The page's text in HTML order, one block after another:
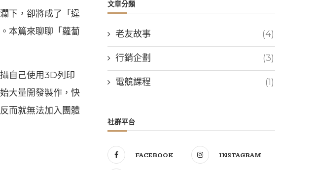
下，卻將成了「違
本篇來聊聊「蘿蔔
自己使用3D列印
大量開發製作，快
而就無法加入團體
文章分類
老友故事 (4)
行銷企劃 (3)
電競課程 (1)
社群平台
FACEBOOK INSTAGRAM